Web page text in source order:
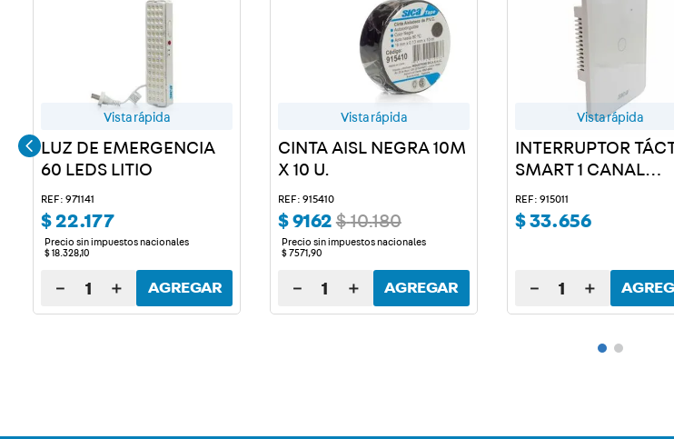
Vista rápida
LUZ DE EMERGENCIA
60 LEDS LITIO
REF: 971141
$22.177
Precio sin impuestos nacionales
$18. 328,10
＋
－ AGREGAR
Vista rápida
CINTA AISL NEGRA 10M
X 10 U.
REF: 915410
$9162 $10.180
Precio sin impuestos nacionales
$ 7571,90
＋
－ AGREGAR
Vista rápida
INTERRUPTOR
SMART 1 CANAL
BLANCO
REF: 915011
$33.656
＋
－